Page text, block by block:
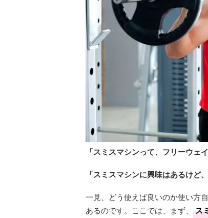
「スミスマシンって、フリーウェ
「スミスマシンに興味はあるけど
一見、どう使えば良いのか使い方
あるのです。ここでは、まず、
ス